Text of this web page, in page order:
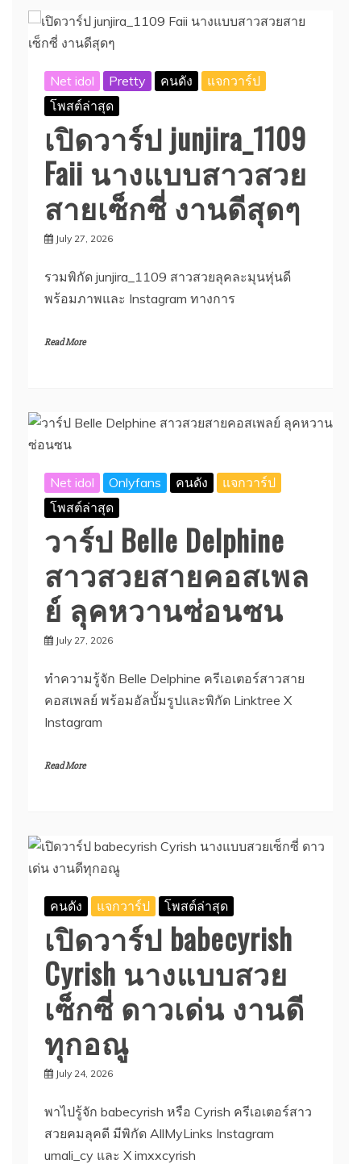
Net idol Pretty คนดัง
แจกวาร์ป
โพสต์ล่าสุด
เปิดวาร์ป junjira_1109
Faii นางแบบสาวสวย
สายเซ็กซี่ งานดีสุดๆ
July 27, 2026
รวมพิกัด junjira_1109 สาวสวยลุคละมุนหุ่นดี
พร้อมภาพและ Instagram ทางการ
Read More
Net idol Onlyfans คนดัง
แจกวาร์ป
โพสต์ล่าสุด
วาร์ป Belle Delphine
สาวสวยสายคอสเพล
ย์ ลุคหวานซ่อนซน
July 27, 2026
ทำความรู้จัก Belle Delphine ครีเอเตอร์สาวสาย
คอสเพลย์ พร้อมอัลบั้มรูปและพิกัด Linktree X
Instagram
Read More
คนดัง แจกวาร์ป โพสต์ล่าสุด
เปิดวาร์ป babecyrish
Cyrish นางแบบสวย
เซ็กซี่ ดาวเด่น งานดี
ทุกอณู
July 24, 2026
พาไปรู้จัก babecyrish หรือ Cyrish ครีเอเตอร์สาว
สวยคมลุคดี มีพิกัด AllMyLinks Instagram
umali_cy และ X imxxcyrish